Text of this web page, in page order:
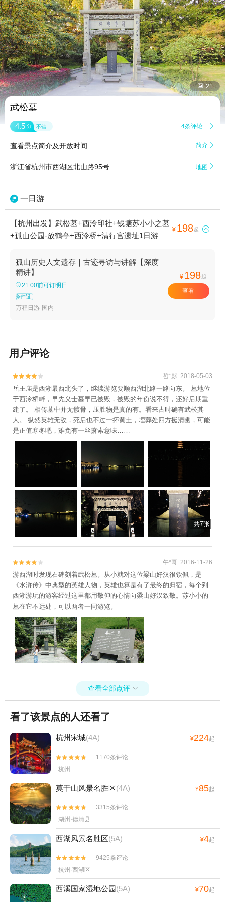
 21
武松墓
4.5 分 不错 4条评论 
查看景点简介及开放时间 简介 
浙江省杭州市西湖区北山路95号 地图 
一日游
【杭州出发】武松墓+西泠印社+钱塘苏小小之墓
+孤山公园-放鹤亭+西泠桥+清行宫遗址1日游
¥ 198起 
孤山历史人文遗存｜古迹寻访与讲解【深度
精讲】
21:00前可订明日
条件退
万程日游-国内
¥ 198起
查看
用户评论

 哲*影 2018-05-03
岳王庙是西湖最西北头了，继续游览要顺西湖北路一路向东。 墓地位
于西泠桥畔，早先义士墓早已被毁，被毁的年份说不得，还好后期重
建了。 相传墓中并无骸骨，压胜物是真的有。看来古时确有武松其
人。 纵然英雄无敌，死后也不过一抔黄土，埋葬处四方挺清幽，可能
是正值寒冬吧，难免有一丝萧索意味……
共7张

 午*哥 2016-11-26
游西湖时发现石碑刻着武松墓。从小就对这位梁山好汉很钦佩，是
《水浒传》中典型的英雄人物，英雄也算是有了最终的归宿，每个到
西湖游玩的游客经过这里都用敬仰的心情向梁山好汉致敬。苏小小的
墓在它不远处，可以两者一同游览。
查看全部点评 
看了该景点的人还看了
杭州宋城(4A) ¥224起


1170条评论
杭州
莫干山风景名胜区(4A) ¥85起


3315条评论
湖州·德清县
西湖风景名胜区(5A) ¥4起


9425条评论
杭州·西湖区
西溪国家湿地公园(5A) ¥70起
